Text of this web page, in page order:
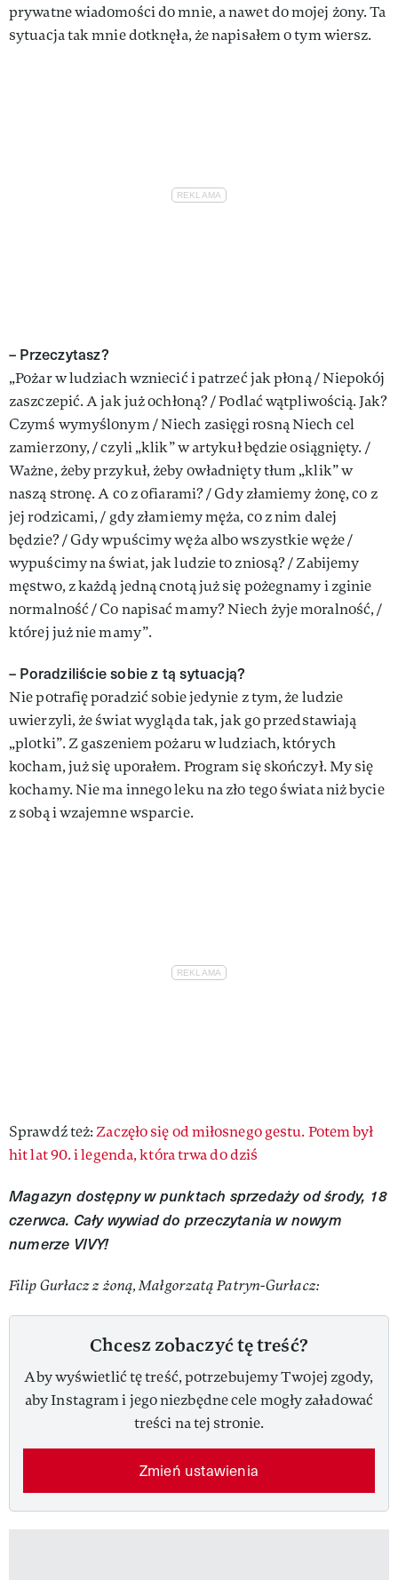
prywatne wiadomości do mnie, a nawet do mojej żony. Ta
sytuacja tak mnie dotknęła, że napisałem o tym wiersz.
– Przeczytasz?
„Pożar w ludziach wzniecić i patrzeć jak płoną / Niepokój
zaszczepić. A jak już ochłoną? / Podlać wątpliwością. Jak?
Czymś wymyślonym / Niech zasięgi rosną Niech cel
zamierzony, / czyli „klik” w artykuł będzie osiągnięty. /
Ważne, żeby przykuł, żeby owładnięty tłum „klik” w
naszą stronę. A co z ofiarami? / Gdy złamiemy żonę, co z
jej rodzicami, / gdy złamiemy męża, co z nim dalej
będzie? / Gdy wpuścimy węża albo wszystkie węże /
wypuścimy na świat, jak ludzie to zniosą? / Zabijemy
męstwo, z każdą jedną cnotą już się pożegnamy i zginie
normalność / Co napisać mamy? Niech żyje moralność, /
której już nie mamy”.
– Poradziliście sobie z tą sytuacją?
Nie potrafię poradzić sobie jedynie z tym, że ludzie
uwierzyli, że świat wygląda tak, jak go przedstawiają
„plotki”. Z gaszeniem pożaru w ludziach, których
kocham, już się uporałem. Program się skończył. My się
kochamy. Nie ma innego leku na zło tego świata niż bycie
z sobą i wzajemne wsparcie.
Sprawdź też:Zaczęło się od miłosnego gestu. Potem był
hit lat 90. i legenda, która trwa do dziś
Magazyn dostępny w punktach sprzedaży od środy, 18
czerwca. Cały wywiad do przeczytania w nowym
numerze VIVY!
Filip Gurłacz z żoną, Małgorzatą Patryn-Gurłacz:
Chcesz zobaczyć tę treść?
Aby wyświetlić tę treść, potrzebujemy Twojej zgody,
aby Instagram i jego niezbędne cele mogły załadować
treści na tej stronie.
Zmień ustawienia